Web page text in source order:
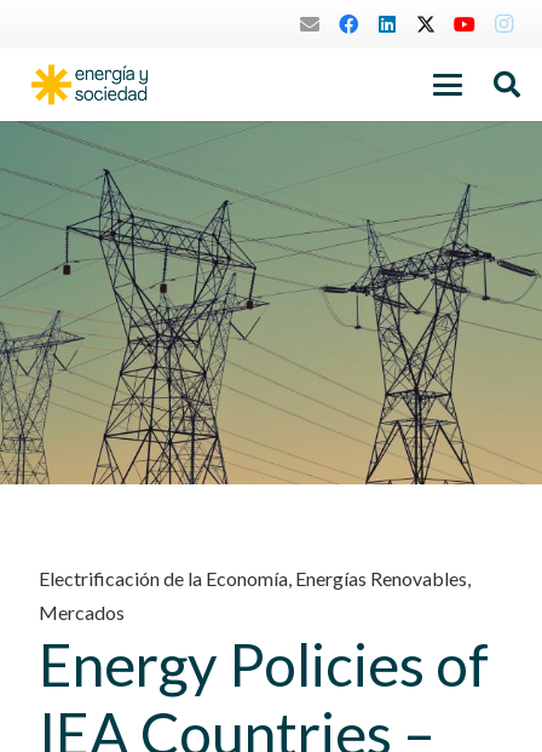
Electrificación de la Economía, Energías Renovables,
Mercados
Energy Policies of
IEA Countries –